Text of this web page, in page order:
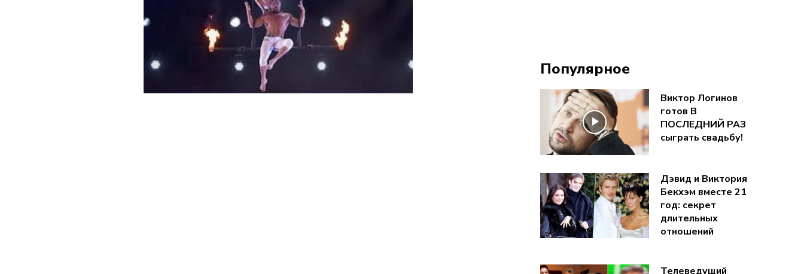
Популярное
Виктор Логинов
готов В
ПОСЛЕДНИЙ РАЗ
сыграть свадьбу!
Дэвид и Виктория
Бекхэм вместе 21
год: секрет
длительных
отношений
Телеведущий